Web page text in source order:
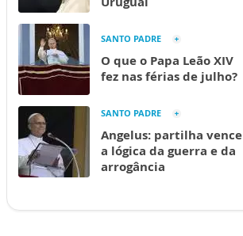
SANTO PADRE
O que o Papa Leão XIV
fez nas férias de julho?
SANTO PADRE
Angelus: partilha vence
a lógica da guerra e da
arrogância